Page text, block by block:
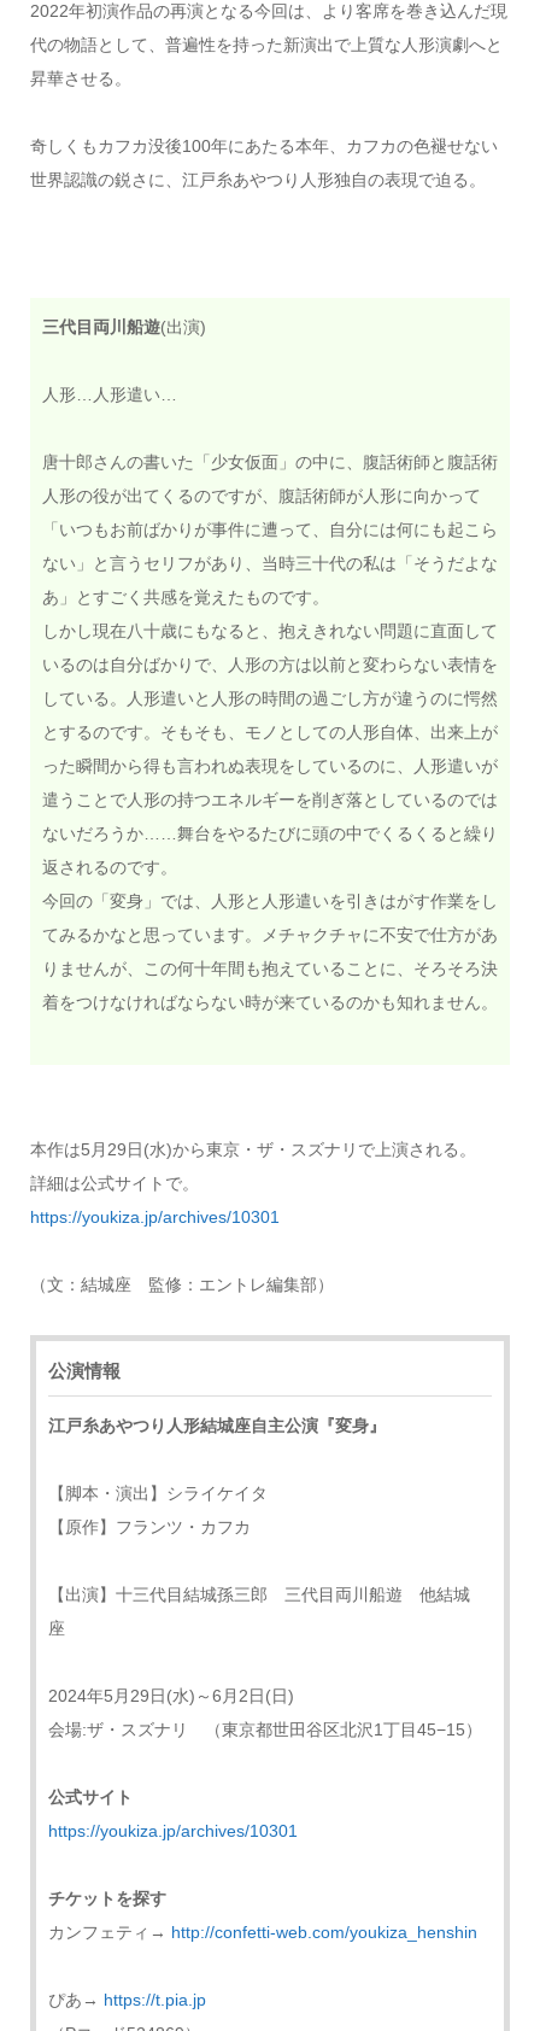
2022年初演作品の再演となる今回は、より客席を巻き込んだ現
代の物語として、普遍性を持った新演出で上質な人形演劇へと
昇華させる。
奇しくもカフカ没後100年にあたる本年、カフカの色褪せない
世界認識の鋭さに、江戸糸あやつり人形独自の表現で迫る。
三代目両川船遊(出演)
人形…人形遣い…
唐十郎さんの書いた「少女仮面」の中に、腹話術師と腹話術
人形の役が出てくるのですが、腹話術師が人形に向かって
「いつもお前ばかりが事件に遭って、自分には何にも起こら
ない」と言うセリフがあり、当時三十代の私は「そうだよな
あ」とすごく共感を覚えたものです。
しかし現在八十歳にもなると、抱えきれない問題に直面して
いるのは自分ばかりで、人形の方は以前と変わらない表情を
している。人形遣いと人形の時間の過ごし方が違うのに愕然
とするのです。そもそも、モノとしての人形自体、出来上が
った瞬間から得も言われぬ表現をしているのに、人形遣いが
遣うことで人形の持つエネルギーを削ぎ落としているのでは
ないだろうか……舞台をやるたびに頭の中でくるくると繰り
返されるのです。
今回の「変身」では、人形と人形遣いを引きはがす作業をし
てみるかなと思っています。メチャクチャに不安で仕方があ
りませんが、この何十年間も抱えていることに、そろそろ決
着をつけなければならない時が来ているのかも知れません。
本作は5月29日(水)から東京・ザ・スズナリで上演される。
詳細は公式サイトで。
https://youkiza.jp/archives/10301
（文：結城座 監修：エントレ編集部）
公演情報
江戸糸あやつり人形結城座自主公演『変身』
【脚本・演出】シライケイタ
【原作】フランツ・カフカ
【出演】十三代目結城孫三郎 三代目両川船遊 他結城
座
2024年5月29日(水)～6月2日(日)
会場:ザ・スズナリ （東京都世田谷区北沢1丁目45−15）
公式サイト
https://youkiza.jp/archives/10301
チケットを探す
カンフェティ→ http://confetti-web.com/youkiza_henshin
ぴあ→ https://t.pia.jp